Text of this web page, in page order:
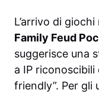
L’arrivo di
Family Feud
suggerisce una
a IP riconoscibili
friendly”. Per gli